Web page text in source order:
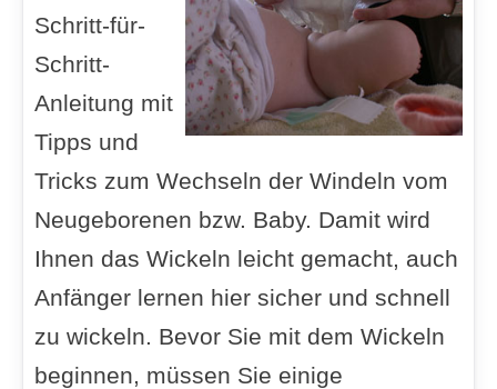
Schritt-für-
Schritt-
Anleitung mit
Tipps und
Tricks zum Wechseln der Windeln vom
Neugeborenen bzw. Baby. Damit wird
Ihnen das Wickeln leicht gemacht, auch
Anfänger lernen hier sicher und schnell
zu wickeln. Bevor Sie mit dem Wickeln
beginnen, müssen Sie einige